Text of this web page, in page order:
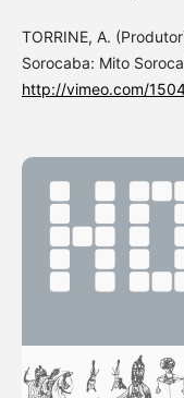
TORRINE, A.
Sorocaba: Mito
http://vimeo.com/